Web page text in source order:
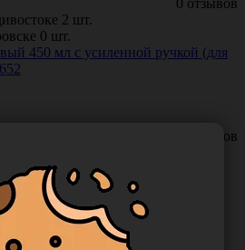
0 отзывов
2 шт.
0 шт.
450 мл с усиленной ручкой (для
0 отзывов
3 шт.
0 шт.